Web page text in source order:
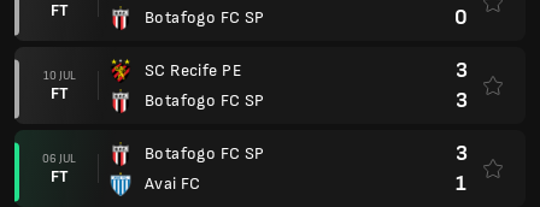
FT
Botafogo FC SP
0
10 JUL
FT
SC Recife PE
Botafogo FC SP
3
3
06 JUL
FT
Botafogo FC SP
Avai FC
3
1